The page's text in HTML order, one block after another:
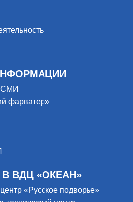
СМИ
фарватер»
ВДЦ «ОКЕАН»
«Русское подворье»